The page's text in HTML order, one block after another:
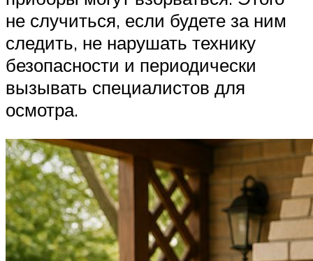
не случиться, если будете за ним
следить, не нарушать технику
безопасности и периодически
вызывать специалистов для
осмотра.